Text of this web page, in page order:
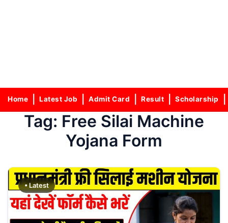
Home Latest Job Admit Card Result Scholarship
Tag: Free Silai Machine
Yojana Form
• Latest